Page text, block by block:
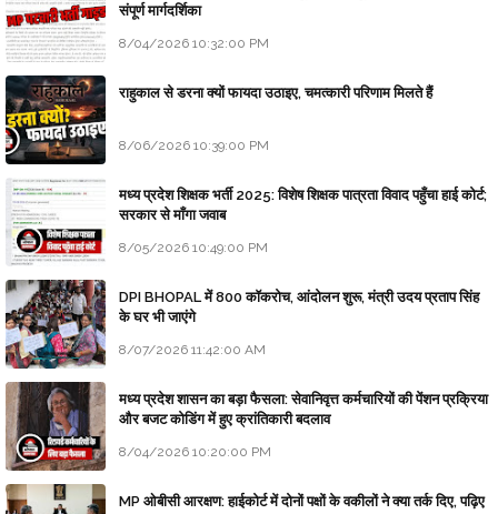
संपूर्ण मार्गदर्शिका
8/04/2026 10:32:00 PM
राहुकाल से डरना क्यों फायदा उठाइए, चमत्कारी परिणाम मिलते हैं
8/06/2026 10:39:00 PM
मध्य प्रदेश शिक्षक भर्ती 2025: विशेष शिक्षक पात्रता विवाद पहुँचा हाई कोर्ट;
सरकार से माँगा जवाब
8/05/2026 10:49:00 PM
DPI BHOPAL में 800 कॉकरोच, आंदोलन शुरू, मंत्री उदय प्रताप सिंह
के घर भी जाएंगे
8/07/2026 11:42:00 AM
मध्य प्रदेश शासन का बड़ा फैसला: सेवानिवृत्त कर्मचारियों की पेंशन प्रक्रिया
और बजट कोडिंग में हुए क्रांतिकारी बदलाव
8/04/2026 10:20:00 PM
MP ओबीसी आरक्षण: हाईकोर्ट में दोनों पक्षों के वकीलों ने क्या तर्क दिए, पढ़िए